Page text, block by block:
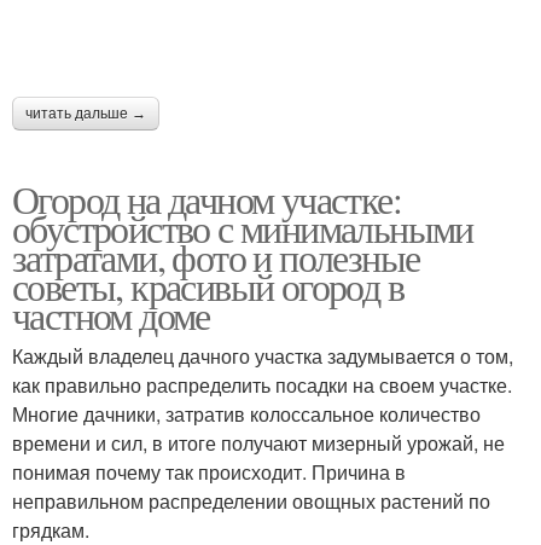
читать дальше →
Огород на дачном участке:
обустройство с минимальными
затратами, фото и полезные
советы, красивый огород в
частном доме
Каждый владелец дачного участка задумывается о том,
как правильно распределить посадки на своем участке.
Многие дачники, затратив колоссальное количество
времени и сил, в итоге получают мизерный урожай, не
понимая почему так происходит. Причина в
неправильном распределении овощных растений по
грядкам.